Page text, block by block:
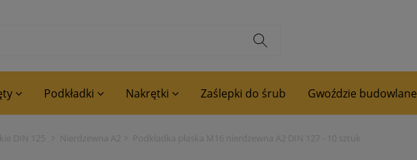
Podkładki Nakrętki Zaślepki do śrub Gwoździe budowlane
DIN 125 Nierdzewna A2 Podkładka płaska M16 nierdzewna A2 DIN 127 - 10 sztuk